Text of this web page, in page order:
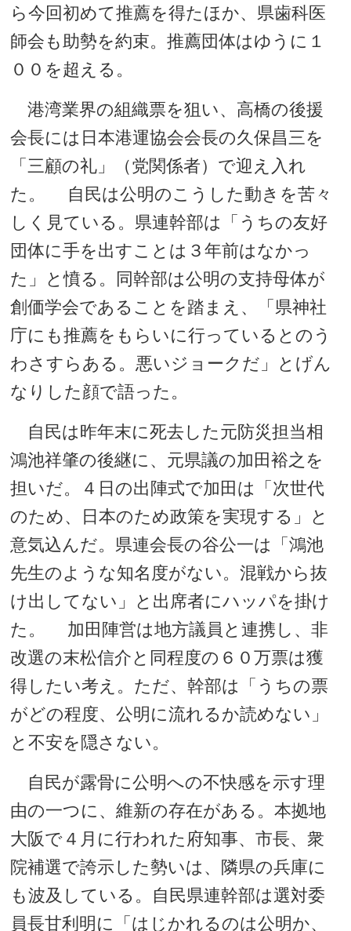
ら今回初めて推薦を得たほか、県歯科医
師会も助勢を約束。推薦団体はゆうに１
００を超える。
港湾業界の組織票を狙い、高橋の後援
会長には日本港運協会会長の久保昌三を
「三顧の礼」（党関係者）で迎え入れ
た。 自民は公明のこうした動きを苦々
しく見ている。県連幹部は「うちの友好
団体に手を出すことは３年前はなかっ
た」と憤る。同幹部は公明の支持母体が
創価学会であることを踏まえ、「県神社
庁にも推薦をもらいに行っているとのう
わさすらある。悪いジョークだ」とげん
なりした顔で語った。
自民は昨年末に死去した元防災担当相
鴻池祥肇の後継に、元県議の加田裕之を
担いだ。４日の出陣式で加田は「次世代
のため、日本のため政策を実現する」と
意気込んだ。県連会長の谷公一は「鴻池
先生のような知名度がない。混戦から抜
け出してない」と出席者にハッパを掛け
た。 加田陣営は地方議員と連携し、非
改選の末松信介と同程度の６０万票は獲
得したい考え。ただ、幹部は「うちの票
がどの程度、公明に流れるか読めない」
と不安を隠さない。
自民が露骨に公明への不快感を示す理
由の一つに、維新の存在がある。本拠地
大阪で４月に行われた府知事、市長、衆
院補選で誇示した勢いは、隣県の兵庫に
も波及している。自民県連幹部は選対委
員長甘利明に「はじかれるのは公明か、